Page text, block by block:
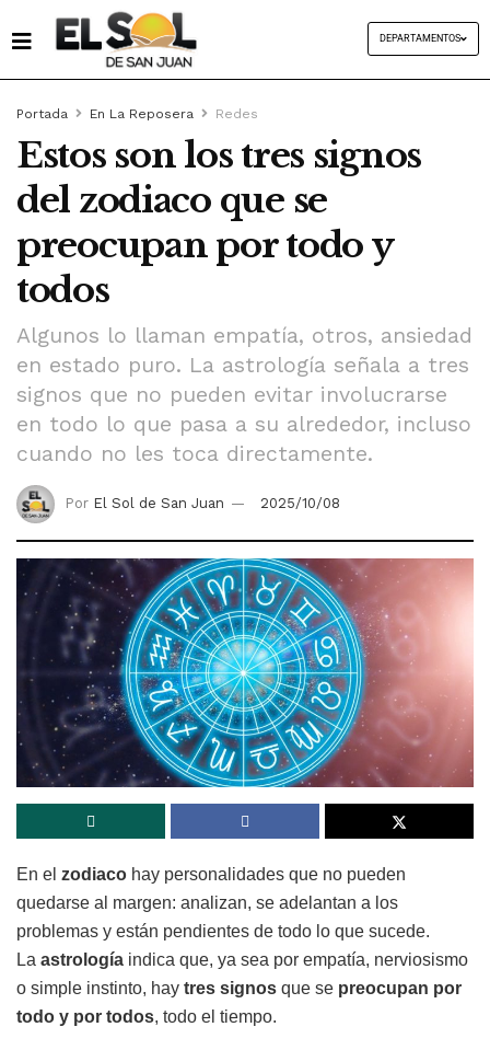
DEPARTAMENTOS
Portada En La Reposera Redes
Estos son los tres signos
del zodiaco que se
preocupan por todo y
todos
Algunos lo llaman empatía, otros, ansiedad
en estado puro. La astrología señala a tres
signos que no pueden evitar involucrarse
en todo lo que pasa a su alrededor, incluso
cuando no les toca directamente.
Por El Sol de San Juan 2025/10/08
En el zodiaco hay personalidades que no pueden
quedarse al margen: analizan, se adelantan a los
problemas y están pendientes de todo lo que sucede.
La astrología indica que, ya sea por empatía, nerviosismo
o simple instinto, hay tres signos que se preocupan por
todo y por todos, todo el tiempo.